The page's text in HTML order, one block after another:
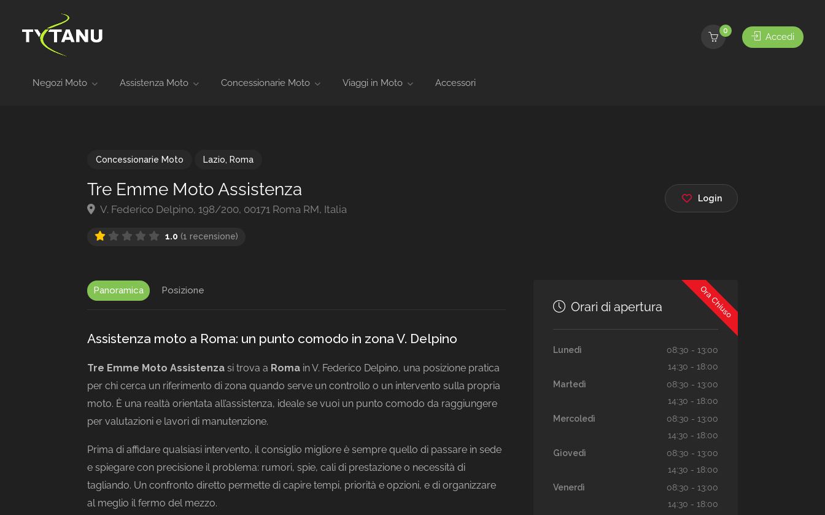
Negozi Moto Assistenza Moto Concessionarie Moto Viaggi in Moto Accessori
0
Accedi
Concessionarie Moto Lazio, Roma
Tre Emme Moto Assistenza
V. Federico Delpino, 198/200, 00171 Roma RM, Italia
1.0 (1 recensione)
Login
Panoramica Posizione
Assistenza moto a Roma: un punto comodo in zona V. Delpino
Tre Emme Moto Assistenza si trova a Roma in V. Federico Delpino, una posizione pratica
per chi cerca un riferimento di zona quando serve un controllo o un intervento sulla propria
moto. È una realtà orientata all’assistenza, ideale se vuoi un punto comodo da raggiungere
per valutazioni e lavori di manutenzione.
Prima di affidare qualsiasi intervento, il consiglio migliore è sempre quello di passare in sede
e spiegare con precisione il problema: rumori, spie, cali di prestazione o necessità di
tagliando. Un confronto diretto permette di capire tempi, priorità e opzioni, e di organizzare
al meglio il fermo del mezzo.
Ora Chiuso
Orari di apertura
Lunedì
08:30 - 13:00
14:30 - 18:00
Martedì
08:30 - 13:00
14:30 - 18:00
Mercoledì
08:30 - 13:00
14:30 - 18:00
Giovedì
08:30 - 13:00
14:30 - 18:00
Venerdì
08:30 - 13:00
14:30 - 18:00